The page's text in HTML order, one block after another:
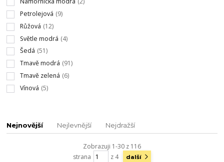
Petrolejová (9)
Růžová (12)
Světle modrá (4)
Šedá (51)
Tmavě modrá (91)
Tmavě zelená (6)
Vínová (5)
Nejnovější Nejlevnější Nejdražší
Zobrazuji 1-30 z 116
strana
z 4 další